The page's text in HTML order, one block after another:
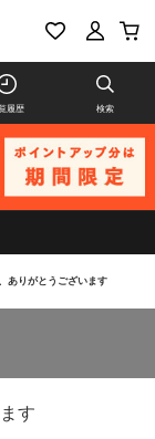
履歴 検索
ありがとうございます
す